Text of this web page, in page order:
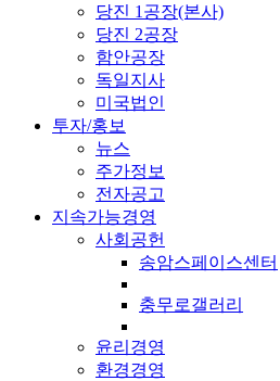
당진 1공장(본사)
당진 2공장
함안공장
독일지사
미국법인
투자/홍보
뉴스
주가정보
전자공고
지속가능경영
사회공헌
송암스페이스센터
충무로갤러리
윤리경영
환경경영